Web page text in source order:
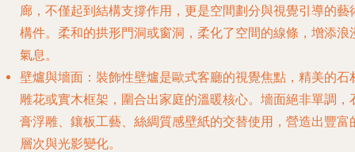
廊，不僅起到結構支撐作用，更是空間劃分與視覺引導的藝
構件。柔和的拱形門洞或窗洞，柔化了空間的線條，增添浪
氣息。
壁爐與墻面 ：裝飾性壁爐是歐式客廳的視覺焦點，精美的石
雕花或實木框架，圍合出家庭的溫暖核心。墻面絕非單調，
膏浮雕、鑲板工藝、絲綢質感壁紙的交替使用，營造出豐富
層次與光影變化。